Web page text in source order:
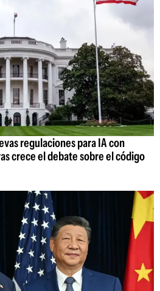
regulaciones para IA con
crece el debate sobre el código